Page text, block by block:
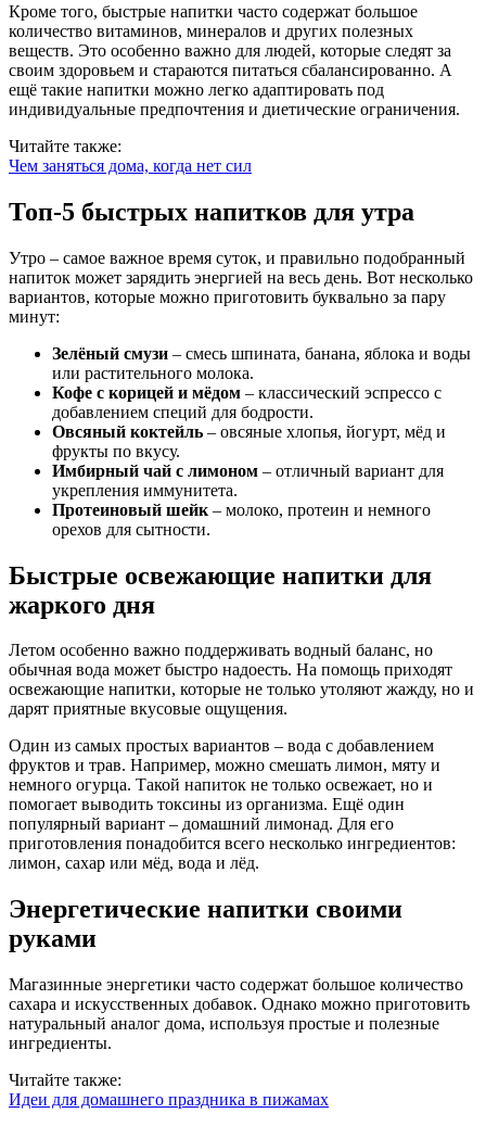
Кроме того, быстрые напитки часто содержат большое
количество витаминов, минералов и других полезных
веществ. Это особенно важно для людей, которые следят за
своим здоровьем и стараются питаться сбалансированно. А
ещё такие напитки можно легко адаптировать под
индивидуальные предпочтения и диетические ограничения.
Читайте также:
Чем заняться дома, когда нет сил
Топ-5 быстрых напитков для утра
Утро – самое важное время суток, и правильно подобранный
напиток может зарядить энергией на весь день. Вот несколько
вариантов, которые можно приготовить буквально за пару
минут:
Зелёный смузи – смесь шпината, банана, яблока и воды
или растительного молока.
Кофе с корицей и мёдом – классический эспрессо с
добавлением специй для бодрости.
Овсяный коктейль – овсяные хлопья, йогурт, мёд и
фрукты по вкусу.
Имбирный чай с лимоном – отличный вариант для
укрепления иммунитета.
Протеиновый шейк – молоко, протеин и немного
орехов для сытности.
Быстрые освежающие напитки для
жаркого дня
Летом особенно важно поддерживать водный баланс, но
обычная вода может быстро надоесть. На помощь приходят
освежающие напитки, которые не только утоляют жажду, но и
дарят приятные вкусовые ощущения.
Один из самых простых вариантов – вода с добавлением
фруктов и трав. Например, можно смешать лимон, мяту и
немного огурца. Такой напиток не только освежает, но и
помогает выводить токсины из организма. Ещё один
популярный вариант – домашний лимонад. Для его
приготовления понадобится всего несколько ингредиентов:
лимон, сахар или мёд, вода и лёд.
Энергетические напитки своими
руками
Магазинные энергетики часто содержат большое количество
сахара и искусственных добавок. Однако можно приготовить
натуральный аналог дома, используя простые и полезные
ингредиенты.
Читайте также:
Идеи для домашнего праздника в пижамах